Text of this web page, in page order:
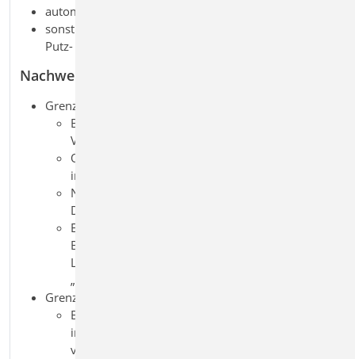
automatische Ermittlung des Eigengewichts
sonstige ständige Last zur Berücksichtigung von
Putz- oder Verkleidungsmaterialien
Nachweise
Grenzzustand der Tragfähigkeit, EC 2
Biegebemessung für Rechteckquerschnitt im
Versatz
Querkraftbemessung für Rechteckquerschnitt
im Versatz
Nachweis der Schubfugen an den
Deckenanschlüssen
Export eines Bemessungsmodells für eine
Bemessung des Deckenversatzes quer zur
Längsrichtung mit dem BauStatik-Modul
„S292.de Stahlbeton-Deckenversatz“
Grenzzustand der Gebrauchstauglichkeit, EC 2
Berücksichtigung der Steifigkeitsreduzierung
infolge Kriechen und Schwinden (setzt M352.de
voraus)